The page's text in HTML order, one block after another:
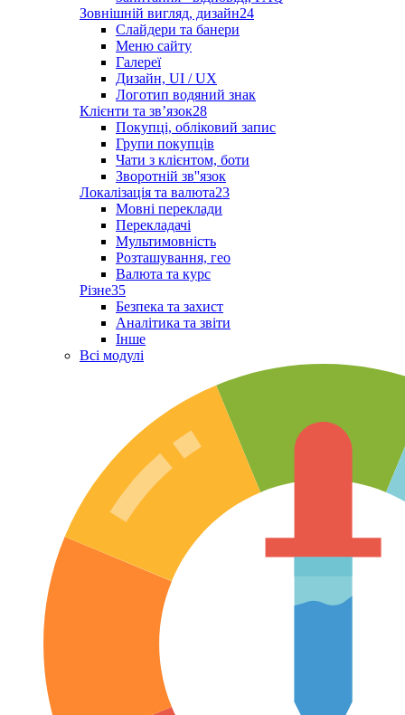
Зовнішній вигляд, дизайн24
Слайдери та банери
Меню сайту
Галереї
Дизайн, UI / UX
Логотип водяний знак
Клієнти та звʼязок28
Покупці, обліковий запис
Групи покупців
Чати з клієнтом, боти
Зворотній зв''язок
Локалізація та валюта23
Мовні переклади
Перекладачі
Мультимовність
Розташування, гео
Валюта та курс
Різне35
Безпека та захист
Аналітика та звіти
Інше
Всі модулі